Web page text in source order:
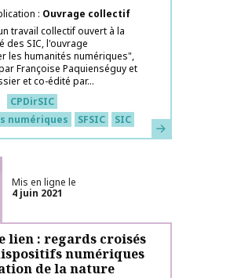
Ouvrage collectif
travail collectif ouvert à la
des SIC, l'ouvrage
les humanités numériques",
Françoise Paquienséguy et
et co-édité par...
CPDirSIC
numériques
SFSIC SIC En savoir plus
Mis en ligne le
4 juin 2021
lien : regards croisés
numériques
de la nature